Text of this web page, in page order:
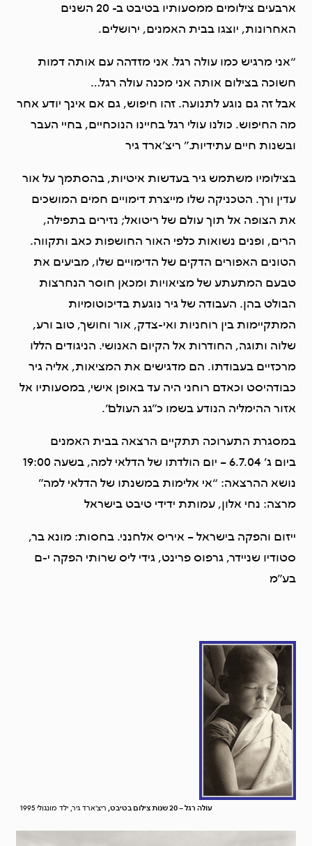
ארבעים צילומים ממסעותיו בטיבט ב- 20 השנים
האחרונות, יוצגו בבית האמנים, ירושלים.
“אני מרגיש כמו עולה רגל. אני מזדהה עם אותה דמות
חשוכה בצילום אותה אני מכנה עולה רגל…
אבל זה גם נוגע לתנועה. זהו חיפוש, גם אם אינך יודע אחר
מה החיפוש. כולנו עולי רגל בחיינו הנוכחיים, בחיי העבר
ובשנות חיים עתידיות.” ריצ’ארד גיר
בצילומיו משתמש גיר בעדשות איטיות, בהסתמך על אור
עדין ורך. הטכניקה שלו מייצרת דימויים חמים המושכים
את הצופה אל תוך עולם של ריטואל; נזירים בתפילה,
הרים, ופנים נשואות כלפי האור החושפות כאב ותקווה.
הטונים האפורים הדקים של הדימויים שלו, מביעים את
טבעם המתעתע של מציאויות ומכאן חוסר הנחרצות
הבולט בהן. העבודה של גיר נוגעת בדיכוטומיות
המתקיימות בין רוחניות ואי-צדק, אור וחושך, טוב ורע,
שלוה ותוגה, החודרות אל הקיום האנושי. הניגודים הללו
מרכזיים בעבודתו. הם מדגישים את המציאות, אליה גיר
כבודהיסט וכאדם רוחני היה עד באופן אישי, במסעותיו אל
אזור ההימליה הנודע בשמו כ”גג העולם”.
במסגרת התערוכה תתקיים הרצאה בבית האמנים
ביום ג’ 6.7.04 – יום הולדתו של הדלאי למה, בשעה 19:00
נושא ההרצאה: “אי אלימות במשנתו של הדלאי למה”
מרצה: נחי אלון, עמותת ידידי טיבט בישראל
ייזום והפקה בישראל – איריס אלחנני. בחסות: מונא בר,
סטודיו שניידר, גרפוס פרינט, גידי ליס שרותי הפקה י-ם
בע”מ
עולה רגל – 20 שנות צילום בטיבט, ריצ'ארד גיר, ילד מונגולי 1995